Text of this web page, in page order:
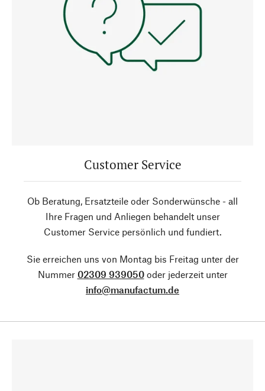
Customer Service
Ob Beratung, Ersatzteile oder Sonderwünsche - all
Ihre Fragen und Anliegen behandelt unser
Customer Service persönlich und fundiert.
Sie erreichen uns von Montag bis Freitag unter der
Nummer 02309 939050oder jederzeit unter
info@manufactum.de